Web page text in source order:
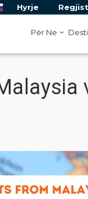
Hyrje
Për Ne